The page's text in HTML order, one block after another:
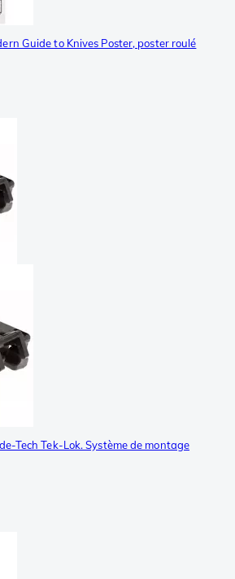
Guide to Knives Poster, poster roulé
Tech Tek-Lok. Système de montage